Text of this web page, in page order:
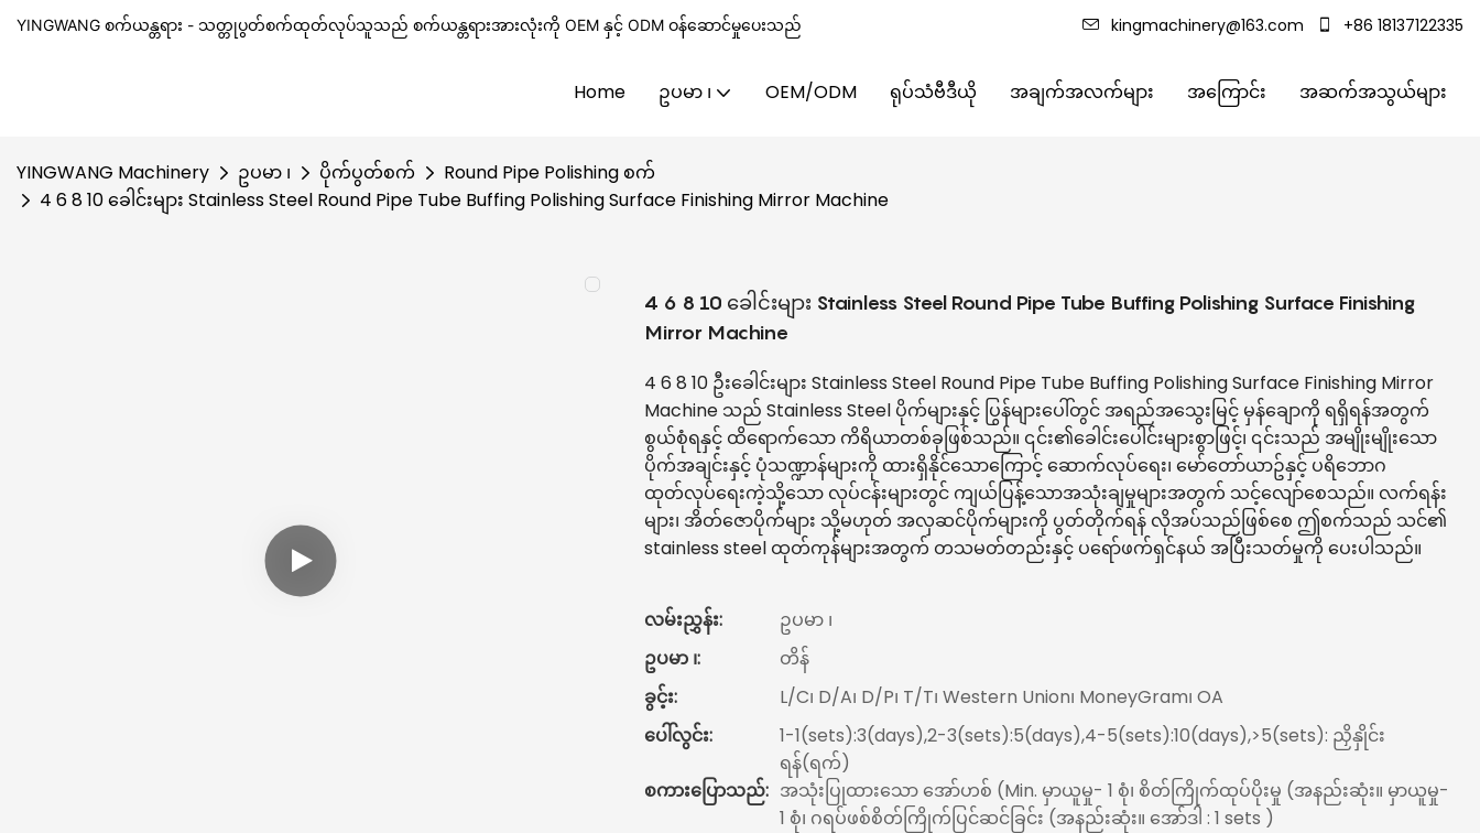
YINGWANG စက်ယန္တရား - သတ္တုပွတ်စက်ထုတ်လုပ်သူသည် စက်ယန္တရားအားလုံးကို OEM နှင့် ODM ဝန်ဆောင်မှုပေးသည် kingmachinery@163.com +86 18137122335
Home ဥပမာ ၊ OEM/ODM ရုပ်သံဗီဒီယို အချက်အလက်များ အကြောင်း အဆက်အသွယ်များ
YINGWANG Machinery ဥပမာ ၊ ပိုက်ပွတ်စက်
Round Pipe Polishing စက်
4 6 8 10 ခေါင်းများ Stainless Steel Round Pipe Tube Buffing Polishing Surface Finishing Mirror Machine
4 6 8 10 ခေါင်းများ Stainless Steel Round Pipe Tube Buffing Polishing Surface Finishing
Mirror Machine
4 6 8 10 ဦးခေါင်းများ Stainless Steel Round Pipe Tube Buffing Polishing Surface Finishing Mirror
Machine သည် Stainless Steel ပိုက်များနှင့် ပြွန်များပေါ်တွင် အရည်အသွေးမြင့် မှန်ချောကို ရရှိရန်အတွက်
စွယ်စုံရနှင့် ထိရောက်သော ကိရိယာတစ်ခုဖြစ်သည်။ ၎င်း၏ခေါင်းပေါင်းများစွာဖြင့်၊ ၎င်းသည် အမျိုးမျိုးသော
ပိုက်အချင်းနှင့် ပုံသဏ္ဍာန်များကို ထားရှိနိုင်သောကြောင့် ဆောက်လုပ်ရေး၊ မော်တော်ယာဥ်နှင့် ပရိဘောဂ
ထုတ်လုပ်ရေးကဲ့သို့သော လုပ်ငန်းများတွင် ကျယ်ပြန့်သောအသုံးချမှုများအတွက် သင့်လျော်စေသည်။ လက်ရန်း
များ၊ အိတ်ဇောပိုက်များ သို့မဟုတ် အလှဆင်ပိုက်များကို ပွတ်တိုက်ရန် လိုအပ်သည်ဖြစ်စေ ဤစက်သည် သင်၏
stainless steel ထုတ်ကုန်များအတွက် တသမတ်တည်းနှင့် ပရော်ဖက်ရှင်နယ် အပြီးသတ်မှုကို ပေးပါသည်။
လမ်းညွှန်း:
ဥပမာ ၊
ဥပမာ ၊:
တိန်
ခွင့်း:
L/C၊ D/A၊ D/P၊ T/T၊ Western Union၊ MoneyGram၊ OA
ပေါ်လွင်း:
1-1(sets):3(days),2-3(sets):5(days),4-5(sets):10(days),>5(sets): ညှိနှိုင်း
ရန်(ရက်)
စကားပြောသည်: အသုံးပြုထားသော အော်ဟစ် (Min. မှာယူမှု- 1 စုံ၊ စိတ်ကြိုက်ထုပ်ပိုးမှု (အနည်းဆုံး။ မှာယူမှု-
1 စုံ၊ ဂရပ်ဖစ်စိတ်ကြိုက်ပြင်ဆင်ခြင်း (အနည်းဆုံး။ အော်ဒါ : 1 sets )